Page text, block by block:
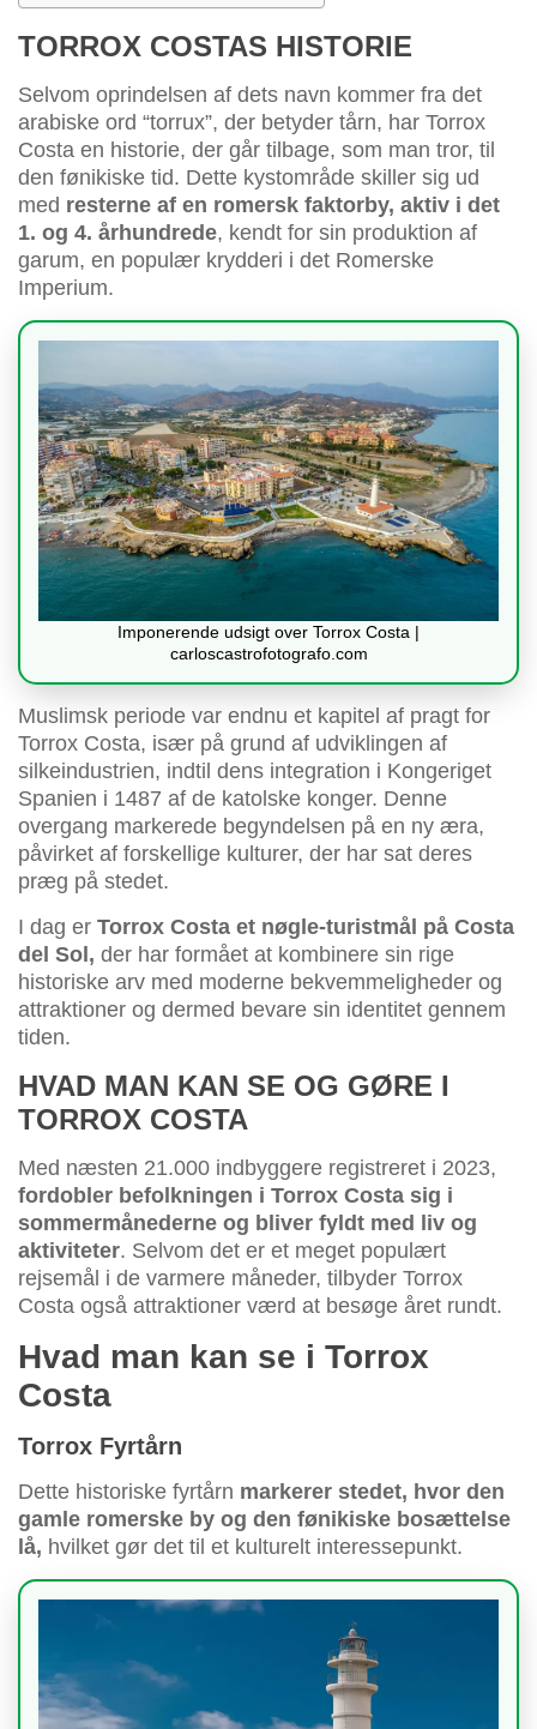
TORROX COSTAS HISTORIE
Selvom oprindelsen af dets navn kommer fra det
arabiske ord “torrux”, der betyder tårn, har Torrox
Costa en historie, der går tilbage, som man tror, til
den fønikiske tid. Dette kystområde skiller sig ud
med resterne af en romersk faktorby, aktiv i det
1. og 4. århundrede, kendt for sin produktion af
garum, en populær krydderi i det Romerske
Imperium.
Imponerende udsigt over Torrox Costa |
carloscastrofotografo.com
Muslimsk periode var endnu et kapitel af pragt for
Torrox Costa, især på grund af udviklingen af
silkeindustrien, indtil dens integration i Kongeriget
Spanien i 1487 af de katolske konger. Denne
overgang markerede begyndelsen på en ny æra,
påvirket af forskellige kulturer, der har sat deres
præg på stedet.
I dag er Torrox Costa et nøgle-turistmål på Costa
del Sol, der har formået at kombinere sin rige
historiske arv med moderne bekvemmeligheder og
attraktioner og dermed bevare sin identitet gennem
tiden.
HVAD MAN KAN SE OG GØRE I
TORROX COSTA
Med næsten 21.000 indbyggere registreret i 2023,
fordobler befolkningen i Torrox Costa sig i
sommermånederne og bliver fyldt med liv og
aktiviteter. Selvom det er et meget populært
rejsemål i de varmere måneder, tilbyder Torrox
Costa også attraktioner værd at besøge året rundt.
Hvad man kan se i Torrox
Costa
Torrox Fyrtårn
Dette historiske fyrtårn markerer stedet, hvor den
gamle romerske by og den fønikiske bosættelse
lå, hvilket gør det til et kulturelt interessepunkt.